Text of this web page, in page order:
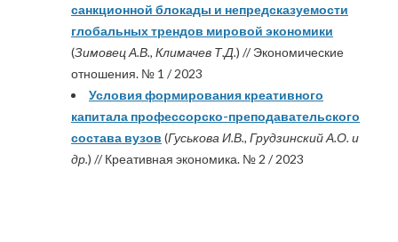
санкционной блокады и непредсказуемости
глобальных трендов мировой экономики
(Зимовец А.В., Климачев Т.Д.) // Экономические
отношения. № 1 / 2023
Условия формирования креативного
капитала профессорско-преподавательского
состава вузов (Гуськова И.В., Грудзинский А.О. и
др.) // Креативная экономика. № 2 / 2023